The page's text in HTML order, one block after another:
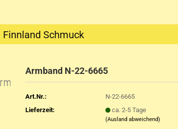
Finnland Schmuck
Armband N-22-6665
Art.Nr.:
N-22-6665
Lieferzeit:
ca. 2-5 Tage
(Ausland abweichend)